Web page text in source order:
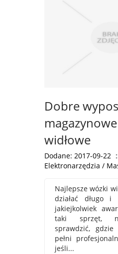
Dobre
widłowe
Dodane: 2017-09-22
Elektronarzędzia /
Najlepsze wózki
działać długo i
jakiejkolwiek
taki sprzęt,
sprawdzić,
pełni
jeśli...